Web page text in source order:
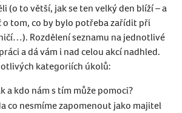
(o to větší, jak se ten velký den blíží – a
o tom, co by bylo potřeba zařídit při
Rozdělení seznamu na jednotlivé
a dá vám i nad celou akcí nadhled.
kategoriích úkolů:
a kdo nám s tím může pomoci?
co nesmíme zapomenout jako majitel